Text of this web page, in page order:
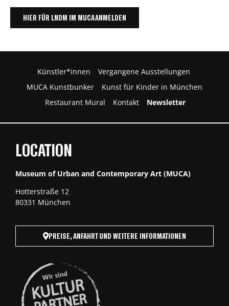
HIER FÜR LNDM IM MUCA ANMELDEN
Künstler*innen
Vergangene Ausstellungen
MUCA Kunstbunker
Kunst für Kinder in München
Restaurant Mural
Kontakt Newsletter
LOCATION
Museum of Urban and Contemporary Art (MUCA)
Hotterstraße 12
80331 München
PREISE, ANFAHRT UND WEITERE INFORMATIONEN